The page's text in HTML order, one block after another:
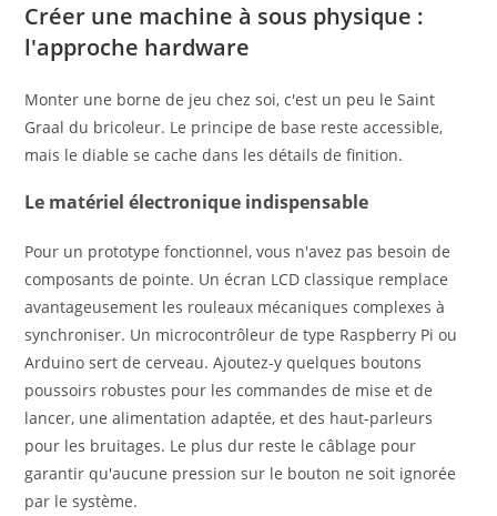
Créer une machine à sous physique :
l'approche hardware
Monter une borne de jeu chez soi, c'est un peu le Saint
Graal du bricoleur. Le principe de base reste accessible,
mais le diable se cache dans les détails de finition.
Le matériel électronique indispensable
Pour un prototype fonctionnel, vous n'avez pas besoin de
composants de pointe. Un écran LCD classique remplace
avantageusement les rouleaux mécaniques complexes à
synchroniser. Un microcontrôleur de type Raspberry Pi ou
Arduino sert de cerveau. Ajoutez-y quelques boutons
poussoirs robustes pour les commandes de mise et de
lancer, une alimentation adaptée, et des haut-parleurs
pour les bruitages. Le plus dur reste le câblage pour
garantir qu'aucune pression sur le bouton ne soit ignorée
par le système.